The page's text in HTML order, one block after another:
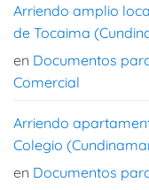
Arriendo amplio
de Tocaima
en Documentos
Comercial
Arriendo
Colegio
en Documentos